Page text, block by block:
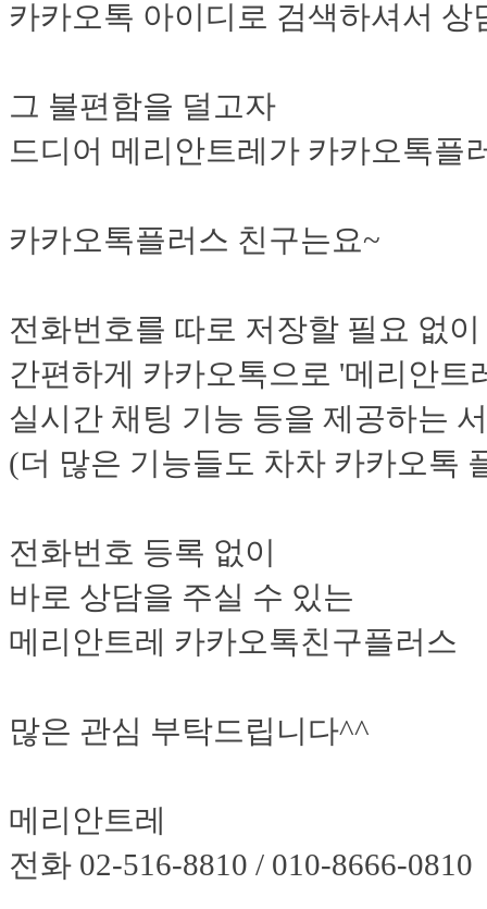
카카오톡 아이디로 검색하셔서
그 불편함을 덜고자
드디어 메리안트레가 카카오톡플
카카오톡플러스 친구는요~
전화번호를 따로 저장할 필요 없이
간편하게 카카오톡으로 '메리안
실시간 채팅 기능 등을 제공하는
(더 많은 기능들도 차차 카카오톡
전화번호 등록 없이
바로 상담을 주실 수 있는
메리안트레 카카오톡친구플러스
많은 관심 부탁드립니다^^
메리안트레
전화 02-516-8810 / 010-8666-0810